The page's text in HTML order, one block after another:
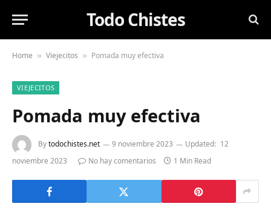
Todo Chistes
Home » Viejecitos » Pomada muy efectiva
VIEJECITOS
Pomada muy efectiva
Bytodochistes.net 9 noviembre 2023 Updated: 12
noviembre 2023
No hay comentarios 1 Min Read